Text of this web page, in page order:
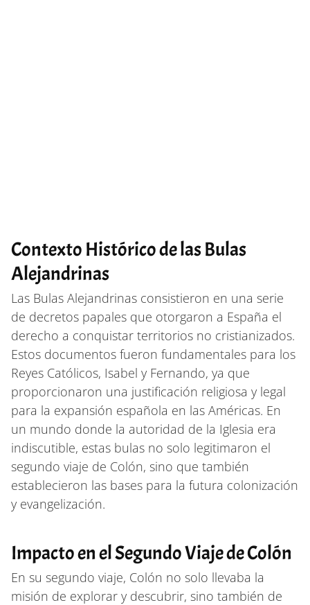
Contexto Histórico de las Bulas
Alejandrinas
Las Bulas Alejandrinas consistieron en una serie
de decretos papales que otorgaron a España el
derecho a conquistar territorios no cristianizados.
Estos documentos fueron fundamentales para los
Reyes Católicos, Isabel y Fernando, ya que
proporcionaron una justificación religiosa y legal
para la expansión española en las Américas. En
un mundo donde la autoridad de la Iglesia era
indiscutible, estas bulas no solo legitimaron el
segundo viaje de Colón, sino que también
establecieron las bases para la futura colonización
y evangelización.
Impacto en el Segundo Viaje de Colón
En su segundo viaje, Colón no solo llevaba la
misión de explorar y descubrir, sino también de